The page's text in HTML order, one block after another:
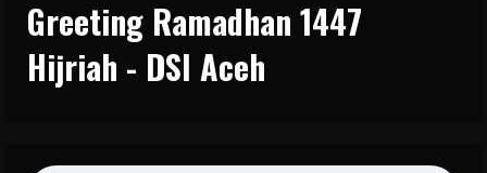
Greeting Ramadhan 1447
Hijriah - DSI Aceh